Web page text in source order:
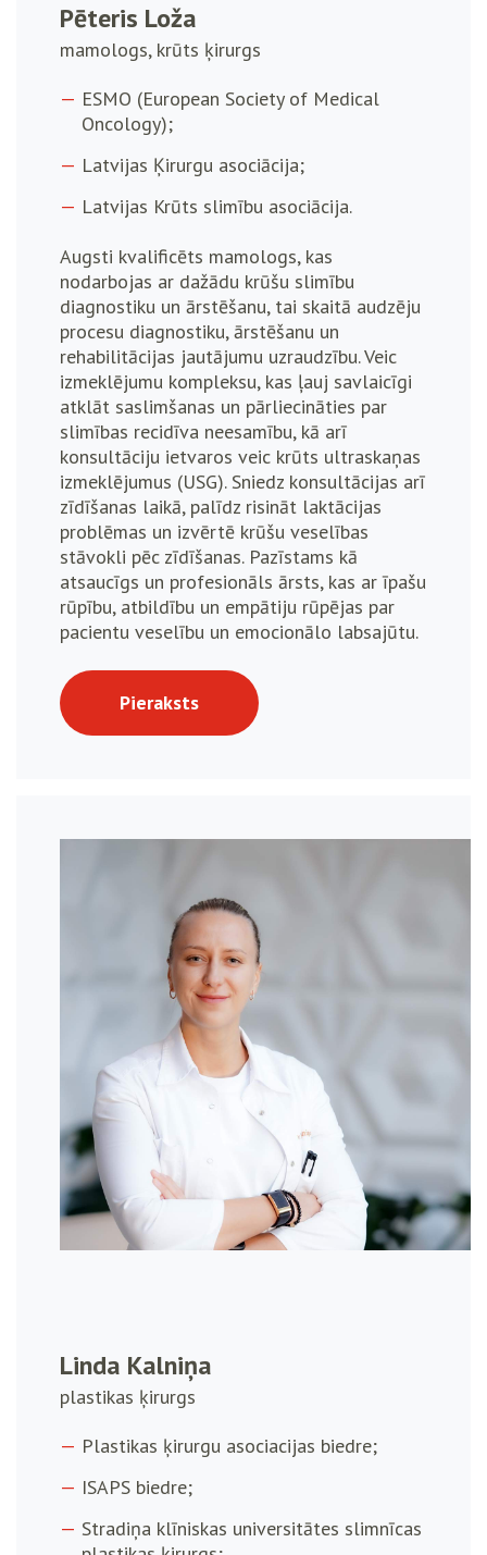
Pēteris Loža
mamologs, krūts ķirurgs
ESMO (European Society of Medical
Oncology);
Latvijas Ķirurgu asociācija;
Latvijas Krūts slimību asociācija.
Augsti kvalificēts mamologs, kas
nodarbojas ar dažādu krūšu slimību
diagnostiku un ārstēšanu, tai skaitā audzēju
procesu diagnostiku, ārstēšanu un
rehabilitācijas jautājumu uzraudzību. Veic
izmeklējumu kompleksu, kas ļauj savlaicīgi
atklāt saslimšanas un pārliecināties par
slimības recidīva neesamību, kā arī
konsultāciju ietvaros veic krūts ultraskaņas
izmeklējumus (USG). Sniedz konsultācijas arī
zīdīšanas laikā, palīdz risināt laktācijas
problēmas un izvērtē krūšu veselības
stāvokli pēc zīdīšanas. Pazīstams kā
atsaucīgs un profesionāls ārsts, kas ar īpašu
rūpību, atbildību un empātiju rūpējas par
pacientu veselību un emocionālo labsajūtu.
Pieraksts
Linda Kalniņa
plastikas ķirurgs
Plastikas ķirurgu asociacijas biedre;
ISAPS biedre;
Stradiņa klīniskas universitātes slimnīcas